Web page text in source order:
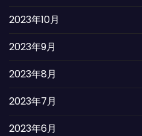
2023年10月
2023年9月
2023年8月
2023年7月
2023年6月